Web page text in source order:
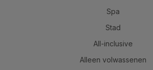
Spa
Stad
All-inclusive
Alleen volwassenen